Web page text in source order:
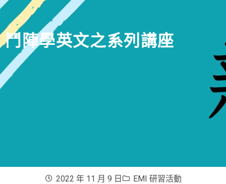
鬥陣學英文之系列講座
2022 年 11 月 9 日 EMI 研習活動